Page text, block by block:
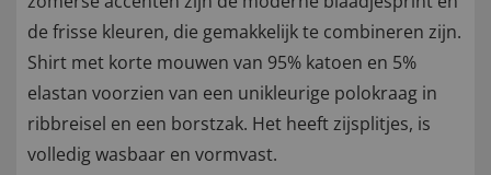
de frisse kleuren, die gemakkelijk te combineren zijn.
Shirt met korte mouwen van 95% katoen en 5%
elastan voorzien van een unikleurige polokraag in
ribbreisel en een borstzak. Het heeft zijsplitjes, is
volledig wasbaar en vormvast.